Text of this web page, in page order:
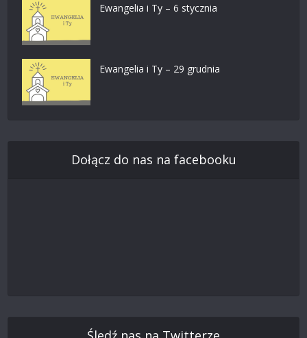
Ewangelia i Ty – 6 stycznia
Ewangelia i Ty – 29 grudnia
Dołącz do nas na facebooku